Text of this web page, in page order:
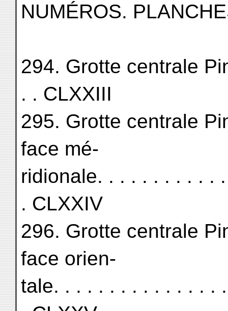
NUMÉROS.
294. Grotte centrale
. . CLXXIII
295. Grotte centrale
face mé-
ridionale. . . . . . . . . . .
. CLXXIV
296. Grotte centrale
face orien-
tale. . . . . . . . . . . . . . .